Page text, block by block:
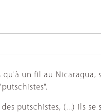
un fil au Nicaragua,
putschistes, (...) ils